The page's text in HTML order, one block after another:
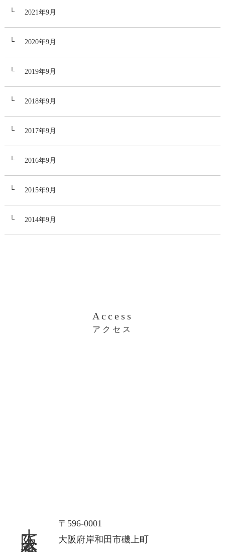
2021年9月
2020年9月
2019年9月
2018年9月
2017年9月
2016年9月
2015年9月
2014年9月
Access
アクセス
大阪本社
〒596-0001
大阪府岸和田市磯上町